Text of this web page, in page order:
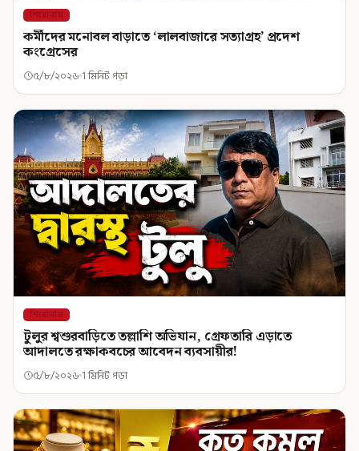
শিরোনাম
কর্মীদের মনোবল বাড়াতে ‘লালবাজারে সত্যাগ্রহ’ প্রদেশ
কংগ্রেসের
৫/৮/২০২৬ 1 মিনিট পড়া
শিরোনাম
টুলুর শ্বশুরবাড়িতে তল্লাশি অভিযান, গ্রেফতারি এড়াতে
আদালতে রক্ষাকবচের আবেদন ব্যবসায়ীর!
৫/৮/২০২৬ 1 মিনিট পড়া